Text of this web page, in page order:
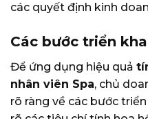
các quyết định kinh
Các bước triển
Để ứng dụng hiệu quả
nhân viên Spa, chủ
rõ ràng về các bước